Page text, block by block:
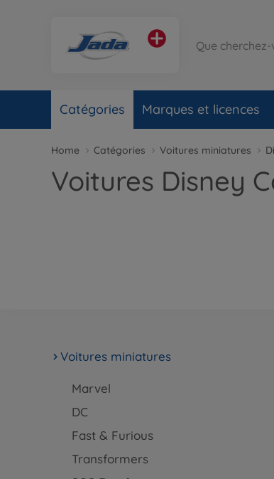
Catégories Marques et licences
Home Catégories Voitures miniatures
Voitures Disney
Voitures miniatures
Marvel
DC
Fast & Furious
Transformers